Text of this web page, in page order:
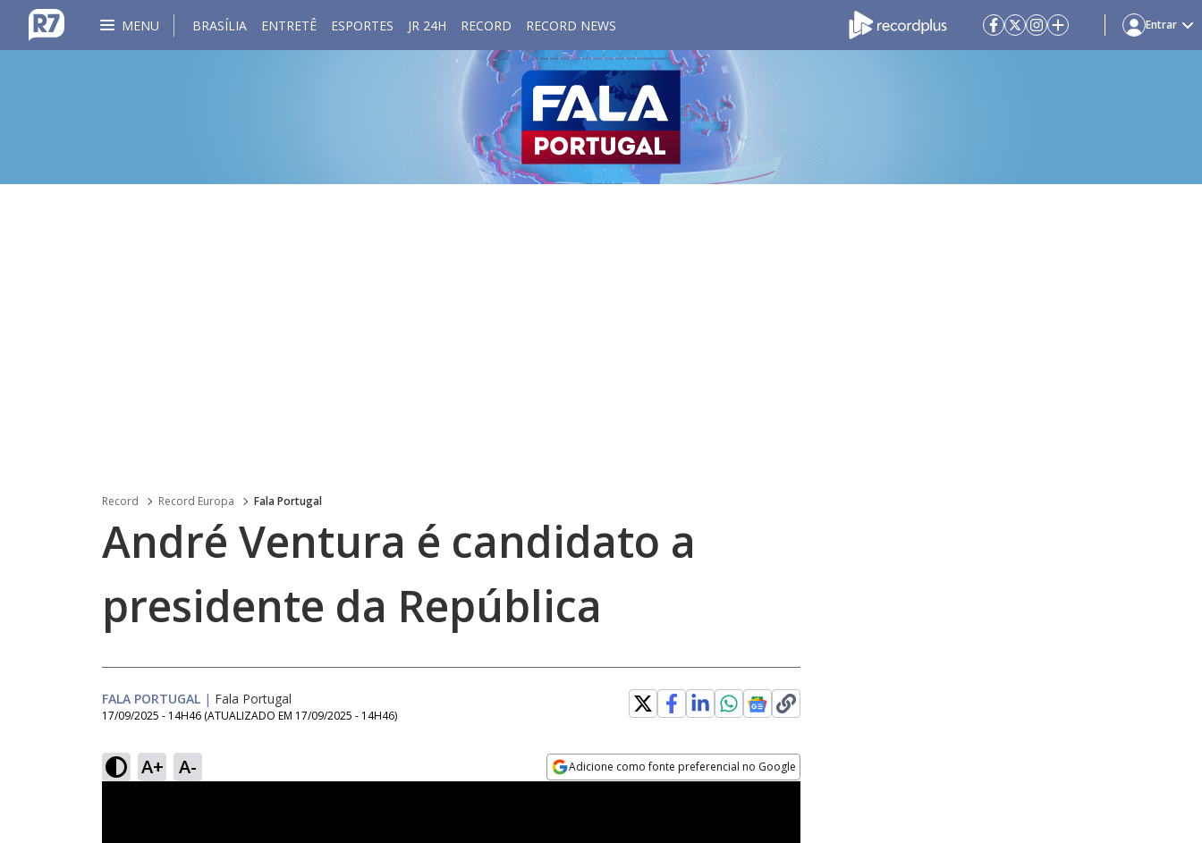
MENU BRASÍLIA ENTRETÊ ESPORTES JR 24H RECORD RECORD NEWS Entrar
Record Record Europa Fala Portugal
André Ventura é candidato a
presidente da República
FALA PORTUGAL | Fala Portugal
17/09/2025 - 14H46 (ATUALIZADO EM 17/09/2025 - 14H46)
A+ A- Adicione como fonte preferencial no Google